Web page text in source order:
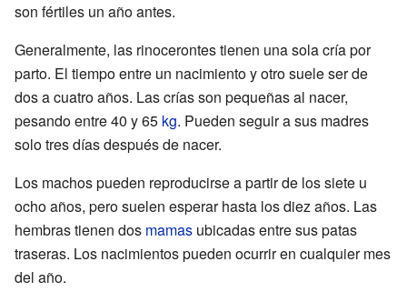
son fértiles un año antes.
Generalmente, las rinocerontes tienen una sola cría por
parto. El tiempo entre un nacimiento y otro suele ser de
dos a cuatro años. Las crías son pequeñas al nacer,
pesando entre 40 y 65 kg. Pueden seguir a sus madres
solo tres días después de nacer.
Los machos pueden reproducirse a partir de los siete u
ocho años, pero suelen esperar hasta los diez años. Las
hembras tienen dos mamas ubicadas entre sus patas
traseras. Los nacimientos pueden ocurrir en cualquier mes
del año.